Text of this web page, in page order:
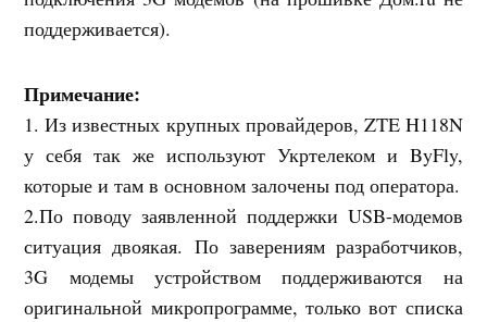
поддерживается).
Примечание:
1. Из известных крупных провайдеров, ZTE H118N
у себя так же используют Укртелеком и ByFly,
которые и там в основном залочены под оператора.
2.По поводу заявленной поддержки USB-модемов
ситуация двоякая. По заверениям разработчиков,
3G модемы устройством поддерживаются на
оригинальной микропрограмме, только вот списка